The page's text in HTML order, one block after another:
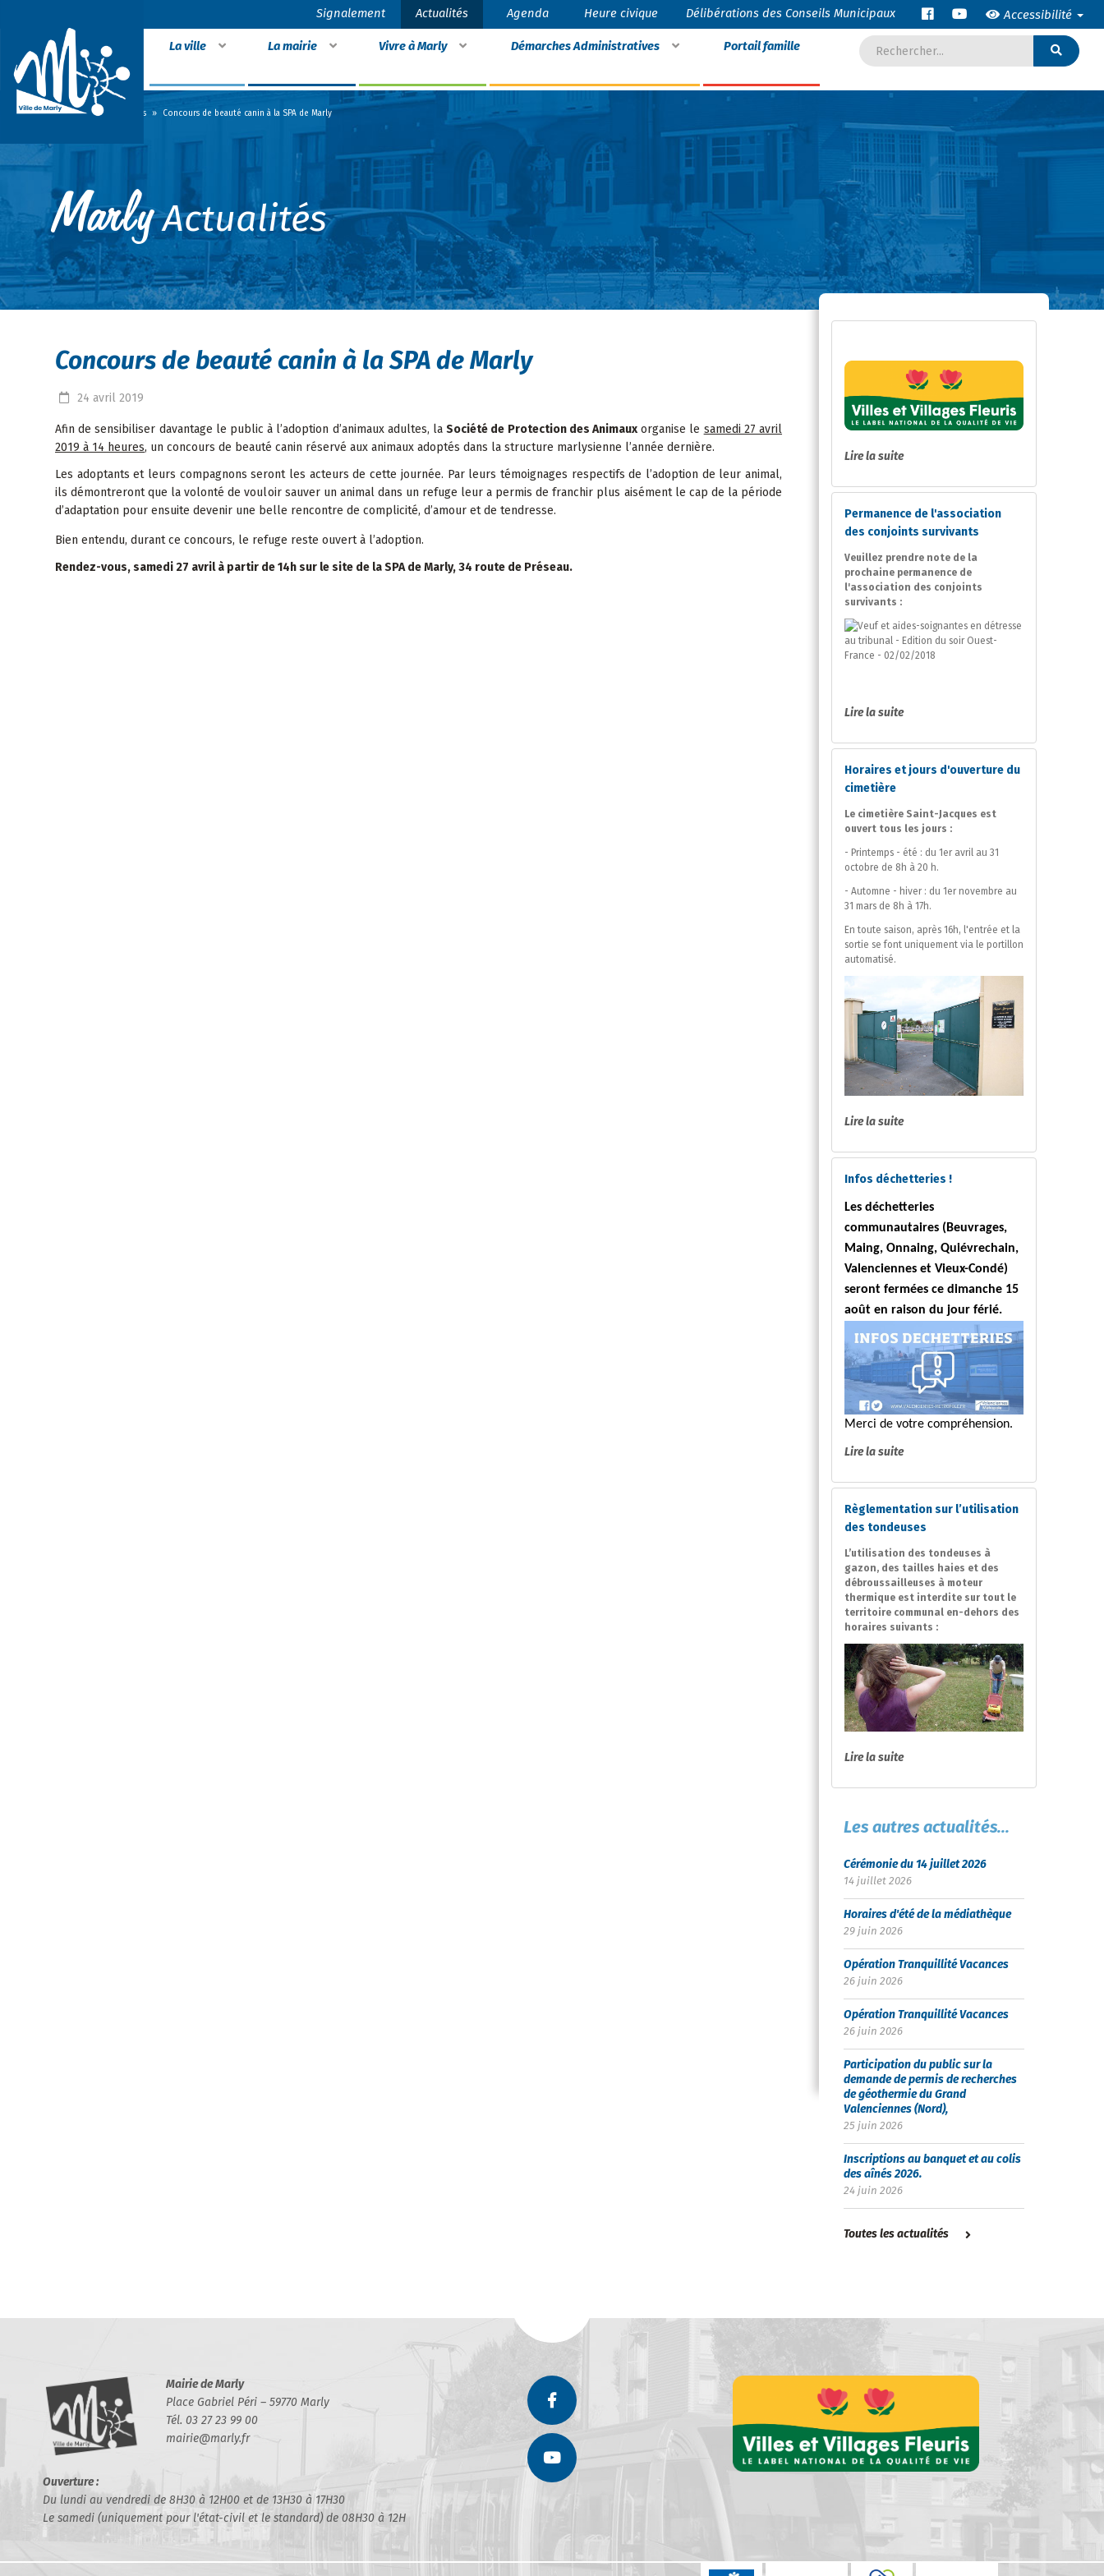
Signalement Actualités Agenda Heure civique Délibérations des Conseils Municipaux Accessibilité
La ville La mairie Vivre à Marly Démarches Administratives Portail famille
Accueil » Actualités » Concours de beauté canin à la SPA de Marly
Actualités
Concours de beauté canin à la SPA de Marly
24 avril 2019
Afin de sensibiliser davantage le public à l’adoption d’animaux adultes, laSociété de Protection des Animaux organise le samedi 27 avril
2019 à 14 heures, un concours de beauté canin réservé aux animaux adoptés dans la structure marlysienne l’année dernière.
Les adoptants et leurs compagnons seront les acteurs de cette journée. Par leurs témoignages respectifs de l’adoption de leur animal,
ils démontreront que la volonté de vouloir sauver un animal dans un refuge leur a permis de franchir plus aisément le cap de la période
d’adaptation pour ensuite devenir une belle rencontre de complicité, d’amour et de tendresse.
Bien entendu, durant ce concours, le refuge reste ouvert à l’adoption.
Rendez-vous, samedi 27 avril à partir de 14h sur le site de la SPA de Marly, 34 route de Préseau.
Lire la suite
Permanence de l'association
des conjoints survivants
Veuillez prendre note de la
prochaine permanence de
l'association des conjoints
survivants :
Lire la suite
Horaires et jours d'ouverture du
cimetière
Le cimetière Saint-Jacques est
ouvert tous les jours :
- Printemps - été : du 1er avril au 31
octobre de 8h à 20 h.
- Automne - hiver : du 1er novembre au
31 mars de 8h à 17h.
En toute saison, après 16h, l'entrée et la
sortie se font uniquement via le portillon
automatisé.
Lire la suite
Infos déchetteries !
Les déchetteries
communautaires (Beuvrages,
Maing, Onnaing, Quiévrechain,
Valenciennes et Vieux-Condé)
seront fermées ce dimanche 15
août en raison du jour férié.
Merci de votre compréhension.
Lire la suite
Règlementation sur l’utilisation
des tondeuses
L’utilisation des tondeuses à
gazon, des tailles haies et des
débroussailleuses à moteur
thermique est interdite sur tout le
territoire communal en-dehors des
horaires suivants :
Lire la suite
Les autres actualités...
Cérémonie du 14 juillet 2026
14 juillet 2026
Horaires d'été de la médiathèque
29 juin 2026
Opération Tranquillité Vacances
26 juin 2026
Opération Tranquillité Vacances
26 juin 2026
Participation du public sur la
demande de permis de recherches
de géothermie du Grand
Valenciennes (Nord),
25 juin 2026
Inscriptions au banquet et au colis
des aînés 2026.
24 juin 2026
Toutes les actualités
Mairie de Marly
Place Gabriel Péri – 59770 Marly
Tél. 03 27 23 99 00
mairie@marly.fr
Ouverture :
Du lundi au vendredi de 8H30 à 12H00 et de 13H30 à 17H30
Le samedi (uniquement pour l'état-civil et le standard) de 08H30 à 12H